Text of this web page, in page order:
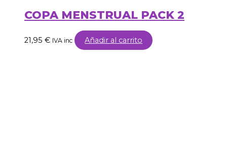
COPA MENSTRUAL PACK 2
21,95 € IVA inc Añadir al carrito